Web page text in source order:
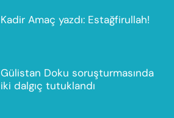
Kadir Amaç yazdı: Estağfirullah!
Gülistan Doku soruşturmasında
iki dalgıç tutuklandı